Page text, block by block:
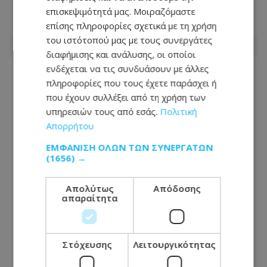
06.08.2026 - 12:02
Εν ψυχρώ δολοφονία ζευγαριού σε
μπαρ στην Κολομβία: Η γυναίκα
προσπάθησε να προστατεύσει τον
επισκεψιμότητά μας. Μοιραζόμαστε
επίσης πληροφορίες σχετικά με τη χρήση
του ιστότοπού μας με τους συνεργάτες
διαφήμισης και ανάλυσης, οι οποίοι
ενδέχεται να τις συνδυάσουν με άλλες
πληροφορίες που τους έχετε παράσχει ή
που έχουν συλλέξει από τη χρήση των
υπηρεσιών τους από εσάς. Πολιτική
Απορρήτου
ΕΜΦΆΝΙΣΗ ΌΛΩΝ ΤΩΝ ΣΥΝΕΡΓΑΤΏΝ
(1656) →
Απολύτως
απαραίτητα
Απόδοσης
Στόχευσης Λειτουργικότητας